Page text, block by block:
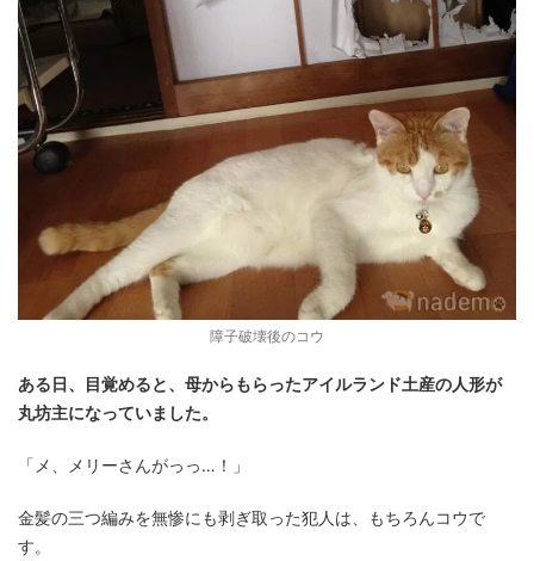
障子破壊後のコウ
ある日、目覚めると、母からもらったアイルランド土産の人形が
丸坊主になっていました。
「メ、メリーさんがっっ…！」
金髪の三つ編みを無惨にも剥ぎ取った犯人は、もちろんコウで
す。